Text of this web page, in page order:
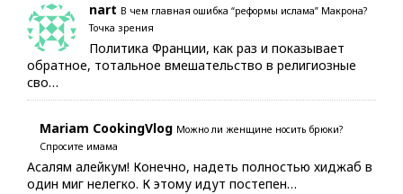
nart В чем главная ошибка “реформы ислама” Макрона?
Точка зрения
Политика Франции, как раз и показывает
обратное, тотальное вмешательство в религиозные
сво…
Mariam CookingVlog Можно ли женщине носить брюки?
Спросите имама
Асалям алейкум! Конечно, надеть полностью хиджаб в
один миг нелегко. К этому идут постепен…